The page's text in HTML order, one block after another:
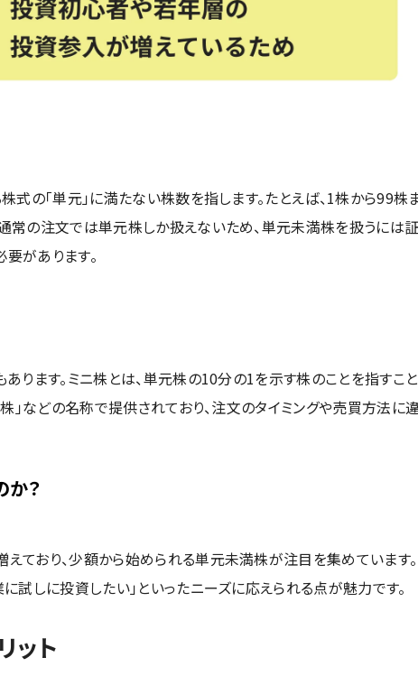
の「単元」に満たない株数を指します。たとえば、1株から99株
常の注文では単元株しか扱えないため、単元未満株を扱うには
があります。
ります。ミニ株とは、単元株の10分の1を示す株のことを指すこと
」などの名称で提供されており、注文のタイミングや売買方法に
？
ており、少額から始められる単元未満株が注目を集めています。
試しに投資したい」といったニーズに応えられる点が魅力です。
ット